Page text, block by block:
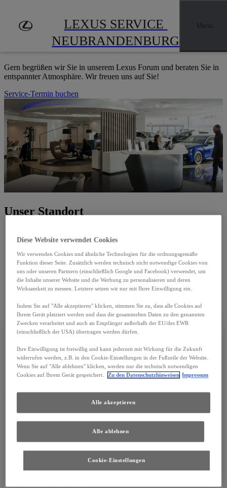
Händler finden
LEXUS SERVICE
NEUBRANDENBURG
HERZLICH WILLKOMMEN
Gern begrüßen wir Sie in unserem Lexus Forum und beraten Sie in
entspannter Atmosphäre. Wir freuen uns auf Sie!
Service-Termin buchen
Unser Standort
SO ERREICHEN SIE
UNS
ADRESSE
Eschengrunder Str. 7
17034Neubrandenburg
Diese Website verwendet Cookies
Wir verwenden Cookies und ähnliche Technologien für die ordnungsgemäße
Funktion dieser Seite. Zusätzlich werden technisch nicht notwendige Cookies von
uns oder unseren Partnern (einschließlich Google und Facebook) verwendet, um
die Inhalte unserer Website und die Werbung zu personalisieren und deren
Wirksamkeit zu messen. Letztere setzen wir nur mit Ihrer Einwilligung ein.
Indem Sie auf "Alle akzeptieren" klicken, stimmen Sie zu, dass alle Cookies auf
Ihrem Gerät platziert werden und dass die gesammelten Daten zu den genannten
Zwecken verarbeitet und auch an Empfänger außerhalb der EU/des EWR
(einschließlich der USA) übertragen werden dürfen.
Ihre Einwilligung ist freiwillig und kann jederzeit mit Wirkung für die Zukunft
widerrufen werden, z.B. in den Cookie-Einstellungen in der Fußzeile der Website.
Wenn Sie auf "Alle ablehnen" klicken, werden nur die technisch notwendigen
Cookies auf Ihrem Gerät gespeichert.
Zu den Datenschutzhinweisen Impressum
Cookie-Einstellungen
Alle ablehnen
Alle akzeptieren